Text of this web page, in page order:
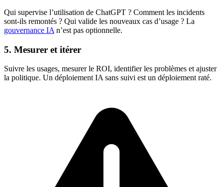
Qui supervise l’utilisation de ChatGPT ? Comment les incidents
sont-ils remontés ? Qui valide les nouveaux cas d’usage ? La
gouvernance IA n’est pas optionnelle.
5. Mesurer et itérer
Suivre les usages, mesurer le ROI, identifier les problèmes et ajuster
la politique. Un déploiement IA sans suivi est un déploiement raté.